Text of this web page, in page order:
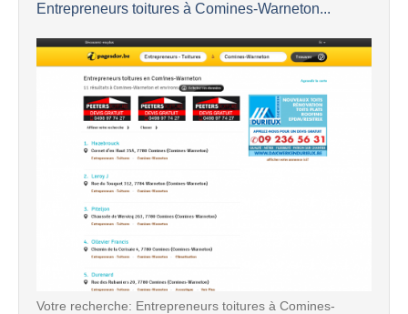
Entrepreneurs toitures à Comines-Warneton...
Votre recherche: Entrepreneurs toitures à Comines-